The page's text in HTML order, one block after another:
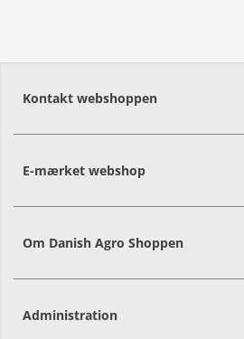
Kontakt webshoppen
E-mærket webshop
Om Danish Agro Shoppen
Administration